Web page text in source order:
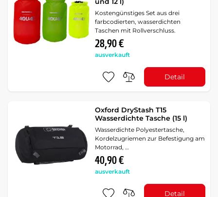
Kostengünstiges Set aus drei
farbcodierten, wasserdichten
Taschen mit Rollverschluss.
28,90 €
ausverkauft
Detail
Oxford DryStash T15
Wasserdichte Tasche (15 l)
Wasserdichte Polyestertasche,
Kordelzugriemen zur Befestigung am
Motorrad, …
40,90 €
ausverkauft
Detail